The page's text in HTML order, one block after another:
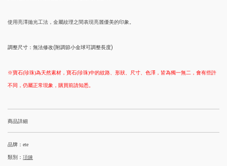
使用亮澤拋光工法，金屬紋理之間表現亮麗優美的印象。
調整尺寸：無法修改(附調節小金球可調整長度)
※寶石(珍珠)為天然素材，寶石(珍珠)中的紋路、形狀、尺寸、色澤，皆為獨一無二，會有些許
不同，仍屬正常現象，購買前請知悉。
商品詳細
品牌：ete
類別： 項鍊